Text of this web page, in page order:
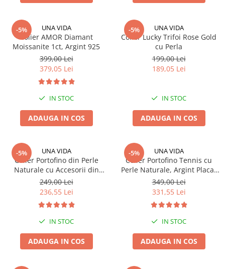
-5% UNA VIDA
Colier AMOR Diamant
Moissanite 1ct, Argint 925
399,00 Lei
379,05 Lei
IN STOC
ADAUGA IN COS
-5% UNA VIDA
Colier Lucky Trifoi Rose Gold
cu Perla
199,00 Lei
189,05 Lei
IN STOC
ADAUGA IN COS
-5% UNA VIDA
Colier Portofino din Perle
Naturale cu Accesorii din
Argint 925
249,00 Lei
236,55 Lei
IN STOC
ADAUGA IN COS
-5% UNA VIDA
Colier Portofino Tennis cu
Perle Naturale, Argint Placat
Aur 18k
349,00 Lei
331,55 Lei
IN STOC
ADAUGA IN COS